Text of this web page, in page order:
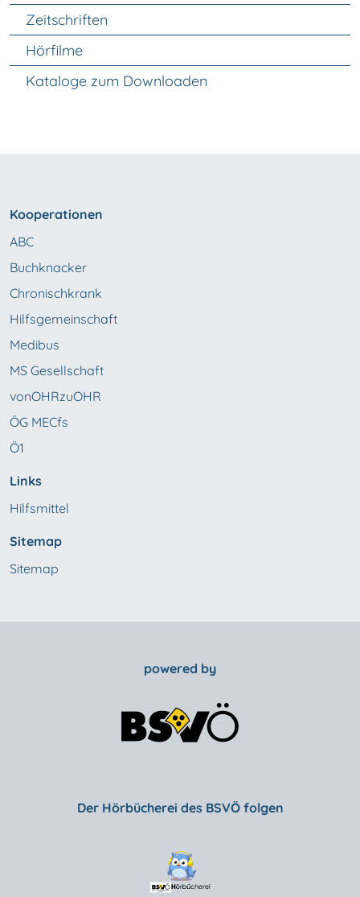
Zeitschriften
Hörfilme
Kataloge zum Downloaden
Kooperationen
ABC
Buchknacker
Chronischkrank
Hilfsgemeinschaft
Medibus
MS Gesellschaft
vonOHRzuOHR
ÖG MECfs
Ö1
Links
Hilfsmittel
Sitemap
Sitemap
powered by
Der Hörbücherei des BSVÖ folgen